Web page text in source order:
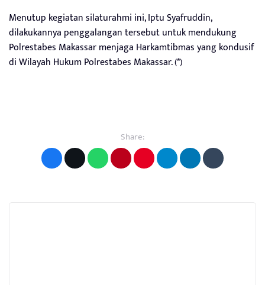
Menutup kegiatan silaturahmi ini, Iptu Syafruddin,
dilakukannya penggalangan tersebut untuk mendukung
Polrestabes Makassar menjaga Harkamtibmas yang kondusif
di Wilayah Hukum Polrestabes Makassar. (*)
Share: